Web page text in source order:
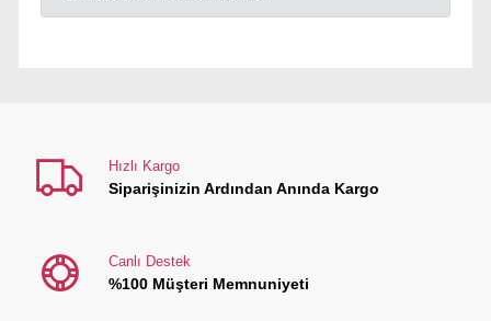
Hızlı Kargo
Siparişinizin Ardından Anında Kargo
Canlı Destek
%100 Müşteri Memnuniyeti